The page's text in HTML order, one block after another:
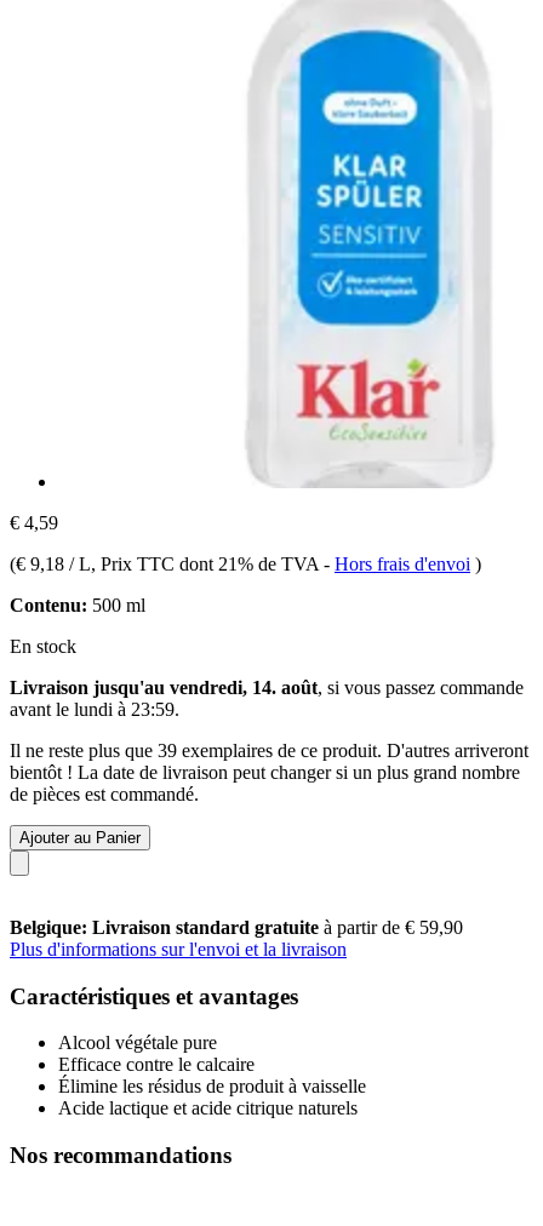
€ 4,59
(€ 9,18 / L, Prix TTC dont 21% de TVA - Hors frais d'envoi )
Contenu: 500 ml
En stock
Livraison jusqu'au vendredi, 14. août, si vous passez commande
avant le lundi à 23:59.
Il ne reste plus que 39 exemplaires de ce produit. D'autres arriveront
bientôt ! La date de livraison peut changer si un plus grand nombre
de pièces est commandé.
Ajouter au Panier
Belgique: Livraison standard gratuite à partir de € 59,90
Plus d'informations sur l'envoi et la livraison
Caractéristiques et avantages
Alcool végétale pure
Efficace contre le calcaire
Élimine les résidus de produit à vaisselle
Acide lactique et acide citrique naturels
Nos recommandations